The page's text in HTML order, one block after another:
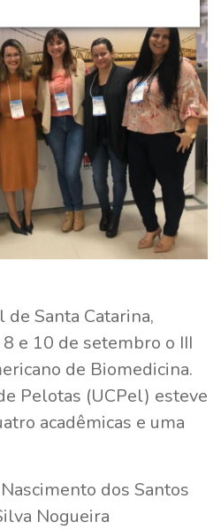
Santa Catarina,
e 10 de setembro o III
de Biomedicina.
Pelotas (UCPel) esteve
acadêmicas e uma
dos Santos
Nogueira